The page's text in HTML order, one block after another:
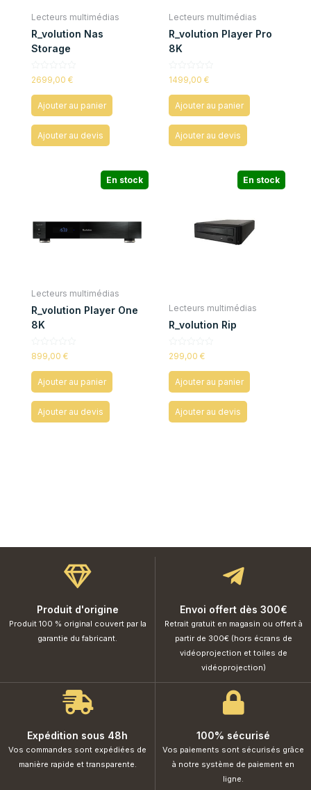
Lecteurs multimédias
R_volution Nas
Storage
Note
sur
2699,00 €
Ajouter au panier
Ajouter au devis
Lecteurs multimédias
R_volution Player Pro
8K
Note
sur
1499,00 €
Ajouter au panier
Ajouter au devis
En stock
Lecteurs multimédias
R_volution Player One
8K
Note
0
sur
899,00 €
Ajouter au panier
Ajouter au devis
En stock
Lecteurs multimédias
R_volution Rip
Note
0
sur
299,00 €
Ajouter au panier
Ajouter au devis
Produit d'origine
Produit 100 % original couvert par la
garantie du fabricant.
Envoi offert dès 300€
Retrait gratuit en magasin ou offert à
partir de 300€ (hors écrans de
vidéoprojection et toiles de
vidéoprojection)
Expédition sous 48h
Vos commandes sont expédiées de
manière rapide et transparente.
100% sécurisé
Vos paiements sont sécurisés grâce
à notre système de paiement en
ligne.